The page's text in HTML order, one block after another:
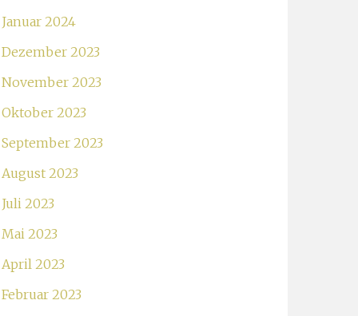
Januar 2024
Dezember 2023
November 2023
Oktober 2023
September 2023
August 2023
Juli 2023
Mai 2023
April 2023
Februar 2023